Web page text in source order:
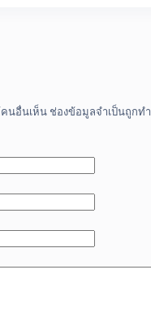
นอื่นเห็น ช่องข้อมูลจำเป็นถูกทำ